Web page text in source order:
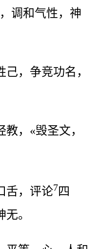
调和气性，神
，争竞功名，
，«毁圣文，
舌，评论7四
。